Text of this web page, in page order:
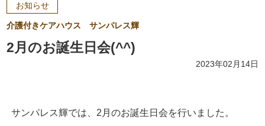
お知らせ
介護付きケアハウス サンパレス輝
2月のお誕生日会(^^)
2023年02月14日
サンパレス輝では、2月のお誕生日会を行いました。